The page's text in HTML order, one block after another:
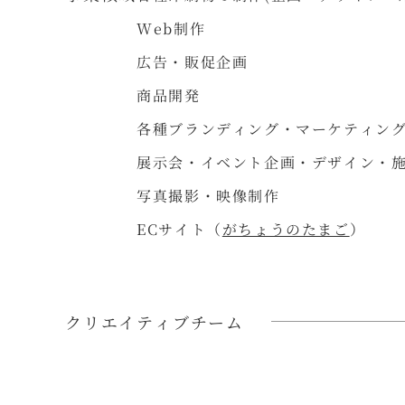
Web制作
広告・販促企画
商品開発
各種ブランディング・マーケティング
展示会・イベント企画・デザイン・
写真撮影・映像制作
ECサイト（がちょうのたまご）
クリエイティブチーム